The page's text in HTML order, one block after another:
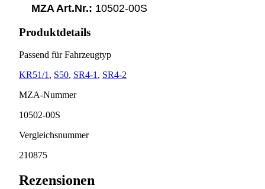
MZA Art.Nr.: 10502-00S
Produktdetails
Passend für Fahrzeugtyp
KR51/1 , S50, SR4-1 , SR4-2
MZA-Nummer
10502-00S
Vergleichsnummer
210875
Rezensionen